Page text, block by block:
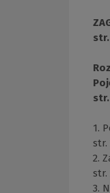
1.
str.
2.
str.
3.